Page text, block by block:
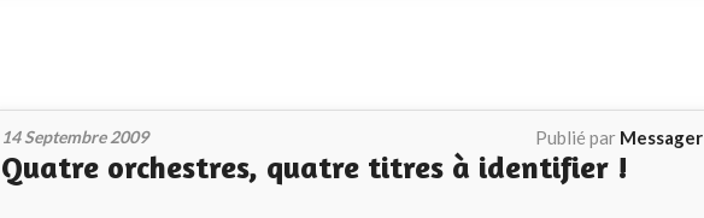
14 Septembre 2009 Publié par Messager
Quatre orchestres, quatre titres à identifier !